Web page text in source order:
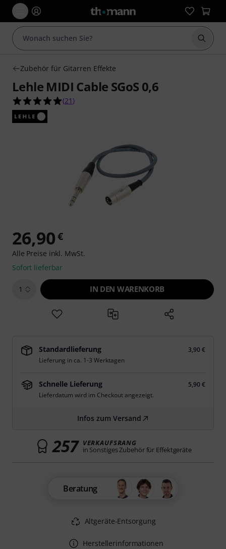
Suche
Zubehör für Gitarren Effekte
Lehle MIDI Cable SGoS 0,6
5.0 von 5 Sternen aus 21 Kundenbewertungen
(21 )
26,90€
Alle Preise inkl. MwSt.
Sofort lieferbar
1 IN DEN WARENKORB
Standardlieferung
3,90 €
Lieferung in ca. 1-3 Werktagen
Schnelle Lieferung
5,90 €
Lieferdatum wird im Checkout angezeigt.
Infos zum Versand
257 VERKAUFSRANG
in Sonstiges Zubehör für Effektgeräte
Beratung
Altgeräte-Entsorgung
Herstellerinformationen